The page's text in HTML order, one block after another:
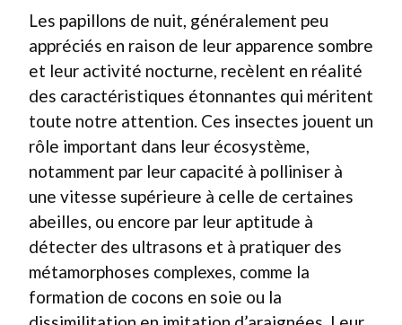
Les papillons de nuit, généralement peu
appréciés en raison de leur apparence sombre
et leur activité nocturne, recèlent en réalité
des caractéristiques étonnantes qui méritent
toute notre attention. Ces insectes jouent un
rôle important dans leur écosystème,
notamment par leur capacité à polliniser à
une vitesse supérieure à celle de certaines
abeilles, ou encore par leur aptitude à
détecter des ultrasons et à pratiquer des
métamorphoses complexes, comme la
formation de cocons en soie ou la